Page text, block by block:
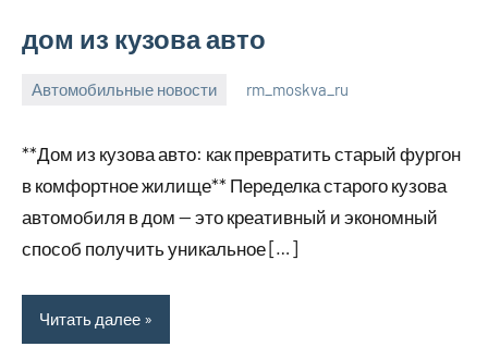
дом из кузова авто
Автомобильные новости
2024
rm_moskva_ru
**Дом из кузова авто: как превратить старый фургон
в комфортное жилище** Переделка старого кузова
автомобиля в дом — это креативный и экономный
способ получить уникальное […]
Читать далее